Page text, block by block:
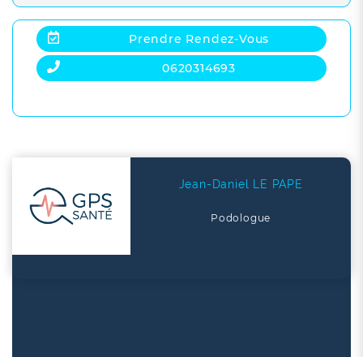
Prendre Rendez-Vous
0620314693
Jean-Daniel LE PAPE
Podologue